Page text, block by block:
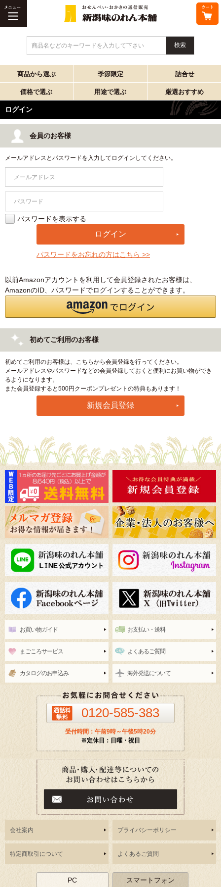
商品名などのキーワードを入力して下さい
商品から選ぶ 季節限定 詰合せ
価格で選ぶ 用途で選ぶ 厳選おすすめ
ログイン
会員のお客様
メールアドレスとパスワードを入力してログインしてください。
パスワードを表示する
パスワードをお忘れの方はこちら >>
以前Amazonアカウントを利用して会員登録されたお客様は、
AmazonのID、パスワードでログインすることができます。
初めてご利用のお客様
初めてご利用のお客様は、こちらから会員登録を行ってください。
メールアドレスやパスワードなどの会員登録しておくと便利にお買い物ができ
るようになります。
また会員登録すると500円クーポンプレゼントの特典もあります！
お買い物ガイド お支払い・送料
まごころサービス よくあるご質問
カタログのお申込み 海外発送について
0120-585-383
受付時間：午前9時～午後5時20分
※定休日：日曜・祝日
会社案内 プライバシーポリシー
特定商取引について よくあるご質問
PC スマートフォン